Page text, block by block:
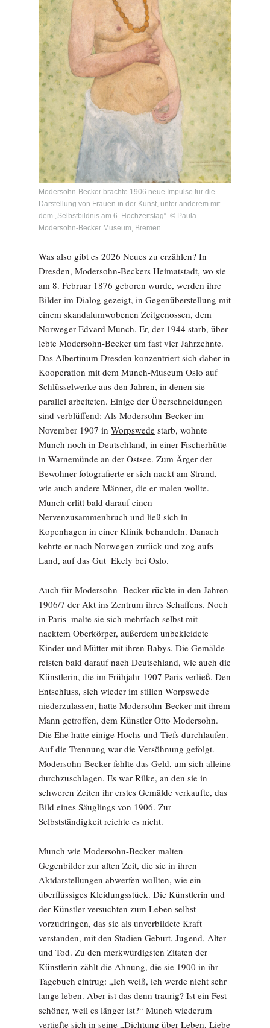
Modersohn-Becker brachte 1906 neue Impulse für die
Darstellung von Frauen in der Kunst, unter anderem mit
dem „Selbstbildnis am 6. Hochzeitstag“. © Paula
Modersohn-Becker Museum, Bremen
Was also gibt es 2026 Neues zu erzählen? In
Dresden, Modersohn-Beckers Heimatstadt, wo sie
am 8. Februar 1876 geboren wurde, werden ihre
Bilder im Dialog gezeigt, in Gegenüberstellung mit
einem skandalumwobenen Zeitgenossen, dem
Norweger Edvard Munch. Er, der 1944 starb, über­
lebte Modersohn-Becker um fast vier Jahrzehnte.
Das Albertinum Dresden konzentriert sich daher in
Kooperation mit dem Munch-Museum Oslo auf
Schlüsselwerke aus den Jahren, in denen sie
parallel arbeiteten. Einige der Überschneidungen
sind verblüffend: Als Modersohn-Becker im
November 1907 in Worpswede starb, wohnte
Munch noch in Deutschland, in einer Fischerhütte
in Warnemünde an der Ostsee. Zum Ärger der
Bewohner fotografierte er sich nackt am Strand,
wie auch andere Männer, die er malen wollte.
Munch erlitt bald darauf einen
Nervenzusammenbruch und ließ sich in
Kopenhagen in einer Klinik behandeln. Danach
kehrte er nach Norwegen zurück und zog aufs
Land, auf das Gut ­ Ekely bei Oslo.
Auch für Modersohn-­ Becker rückte in den Jahren
1906/7 der Akt ins Zentrum ihres Schaffens. Noch
in Paris ­ malte sie sich mehrfach selbst mit
nacktem Oberkörper, außerdem unbekleidete
Kinder und Mütter mit ihren Babys. Die Gemälde
reisten bald darauf nach Deutschland, wie auch die
Künstlerin, die im Frühjahr 1907 Paris verließ. Den
Entschluss, sich wieder im stillen Worpswede
niederzulassen, hatte Modersohn-Becker mit ihrem
Mann getroffen, dem Künstler Otto Modersohn.
Die Ehe hatte einige Hochs und Tiefs durchlaufen.
Auf die Trennung war die Versöhnung gefolgt.
Modersohn-Becker fehlte das Geld, um sich alleine
durchzuschlagen. Es war Rilke, an den sie in
schweren Zeiten ihr erstes Gemälde verkaufte, das
Bild eines Säuglings von 1906. Zur
Selbstständigkeit reichte es nicht.
Munch wie Modersohn-Becker malten
Gegenbilder zur alten Zeit, die sie in ihren
Aktdarstellungen abwerfen wollten, wie ein
überflüssiges Kleidungsstück. Die Künstlerin und
der Künstler versuchten zum Leben selbst
vorzudringen, das sie als unverbildete Kraft
verstanden, mit den Stadien Geburt, Jugend, Alter
und Tod. Zu den merkwürdigsten Zitaten der
Künstlerin zählt die Ahnung, die sie 1900 in ihr
Tagebuch eintrug: „Ich weiß, ich werde nicht sehr
lange leben. Aber ist das denn traurig? Ist ein Fest
schöner, weil es länger ist?“ Munch wiederum
vertiefte sich in seine „Dichtung über Leben, Liebe